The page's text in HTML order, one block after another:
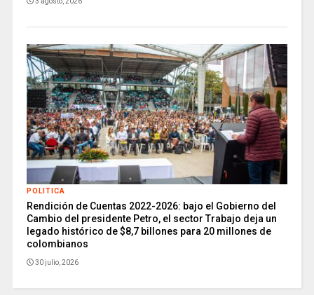
POLITICA
Rendición de Cuentas 2022-2026: bajo el Gobierno del
Cambio del presidente Petro, el sector Trabajo deja un
legado histórico de $8,7 billones para 20 millones de
colombianos
30 julio, 2026